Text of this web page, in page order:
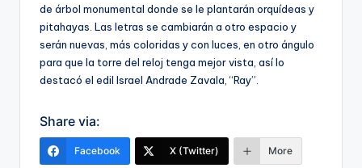
de árbol monumental donde se le plantarán orquídeas y
pitahayas. Las letras se cambiarán a otro espacio y
serán nuevas, más coloridas y con luces, en otro ángulo
para que la torre del reloj tenga mejor vista, así lo
destacó el edil Israel Andrade Zavala, “Ray”.
Share via:
Facebook X (Twitter) More